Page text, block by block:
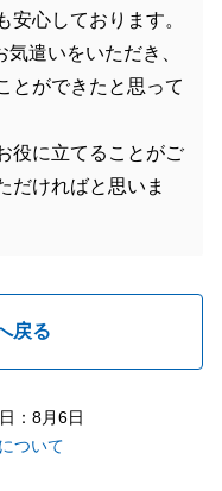
安心しております。
遣いをいただき、
とができたと思って
役に立てることがご
だければと思いま
戻る
：8月6日
ついて